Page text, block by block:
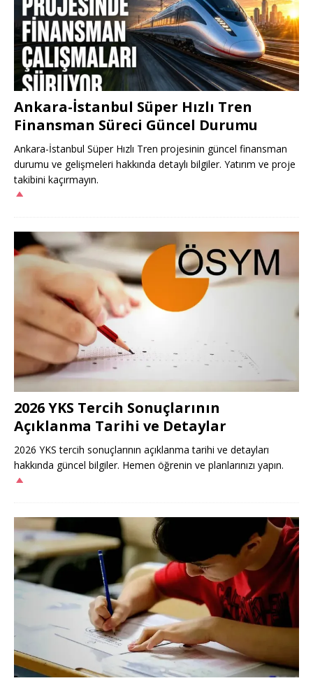
Ankara-İstanbul Süper Hızlı Tren
Finansman Süreci Güncel Durumu
Ankara-İstanbul Süper Hızlı Tren projesinin güncel finansman
durumu ve gelişmeleri hakkında detaylı bilgiler. Yatırım ve proje
takibini kaçırmayın.
2026 YKS Tercih Sonuçlarının
Açıklanma Tarihi ve Detaylar
2026 YKS tercih sonuçlarının açıklanma tarihi ve detayları
hakkında güncel bilgiler. Hemen öğrenin ve planlarınızı yapın.